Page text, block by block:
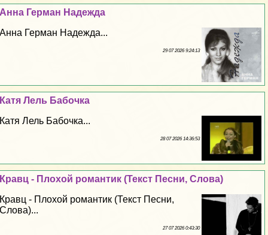
Анна Герман Надежда
Анна Герман Надежда...
29 07 2026 9:24:13
Катя Лель Бабочка
Катя Лель Бабочка...
28 07 2026 14:36:53
Кравц - Плохой романтик (Текст Песни, Слова)
Кравц - Плохой романтик (Текст Песни,
Слова)...
27 07 2026 0:43:30